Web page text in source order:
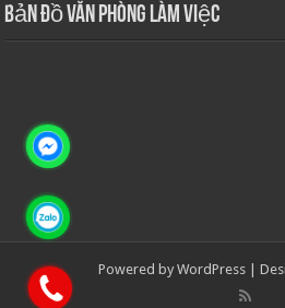
Bản Đồ Văn Phòng Làm Việc
Powered by WordPress |